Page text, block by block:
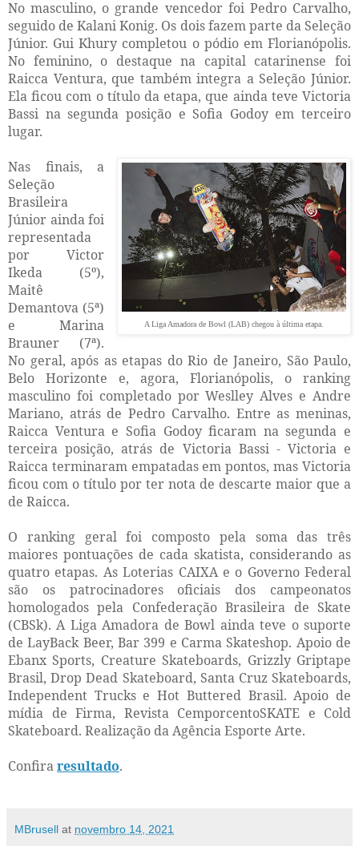
No masculino, o grande vencedor foi Pedro Carvalho,
seguido de Kalani Konig. Os dois fazem parte da Seleção
Júnior. Gui Khury completou o pódio em Florianópolis.
No feminino, o destaque na capital catarinense foi
Raicca Ventura, que também integra a Seleção Júnior.
Ela ficou com o título da etapa, que ainda teve Victoria
Bassi na segunda posição e Sofia Godoy em terceiro
lugar.
A Liga Amadora de Bowl (LAB) chegou à última etapa.
Nas finais, a
Seleção
Brasileira
Júnior ainda foi
representada
por Victor
Ikeda (5º),
Maitê
Demantova (5ª)
e Marina
Brauner (7ª).
No geral, após as etapas do Rio de Janeiro, São Paulo,
Belo Horizonte e, agora, Florianópolis, o ranking
masculino foi completado por Weslley Alves e Andre
Mariano, atrás de Pedro Carvalho. Entre as meninas,
Raicca Ventura e Sofia Godoy ficaram na segunda e
terceira posição, atrás de Victoria Bassi - Victoria e
Raicca terminaram empatadas em pontos, mas Victoria
ficou com o título por ter nota de descarte maior que a
de Raicca.
O ranking geral foi composto pela soma das três
maiores pontuações de cada skatista, considerando as
quatro etapas. As Loterias CAIXA e o Governo Federal
são os patrocinadores oficiais dos campeonatos
homologados pela Confederação Brasileira de Skate
(CBSk). A Liga Amadora de Bowl ainda teve o suporte
de LayBack Beer, Bar 399 e Carma Skateshop. Apoio de
Ebanx Sports, Creature Skateboards, Grizzly Griptape
Brasil, Drop Dead Skateboard, Santa Cruz Skateboards,
Independent Trucks e Hot Buttered Brasil. Apoio de
mídia de Firma, Revista CemporcentoSKATE e Cold
Skateboard. Realização da Agência Esporte Arte.
Confiraresultado.
MBrusell at novembro 14, 2021